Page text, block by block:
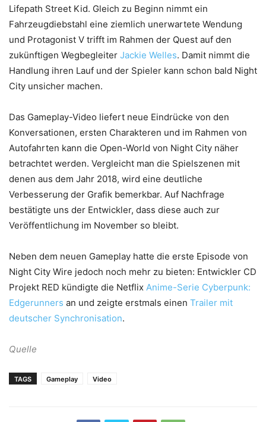
Lifepath Street Kid. Gleich zu Beginn nimmt ein
Fahrzeugdiebstahl eine ziemlich unerwartete Wendung
und Protagonist V trifft im Rahmen der Quest auf den
zukünftigen Wegbegleiter Jackie Welles. Damit nimmt die
Handlung ihren Lauf und der Spieler kann schon bald Night
City unsicher machen.
Das Gameplay-Video liefert neue Eindrücke von den
Konversationen, ersten Charakteren und im Rahmen von
Autofahrten kann die Open-World von Night City näher
betrachtet werden. Vergleicht man die Spielszenen mit
denen aus dem Jahr 2018, wird eine deutliche
Verbesserung der Grafik bemerkbar. Auf Nachfrage
bestätigte uns der Entwickler, dass diese auch zur
Veröffentlichung im November so bleibt.
Neben dem neuen Gameplay hatte die erste Episode von
Night City Wire jedoch noch mehr zu bieten: Entwickler CD
Projekt RED kündigte die Netflix Anime-Serie Cyberpunk:
Edgerunners an und zeigte erstmals einen Trailer mit
deutscher Synchronisation.
Quelle
TAGS Gameplay Video